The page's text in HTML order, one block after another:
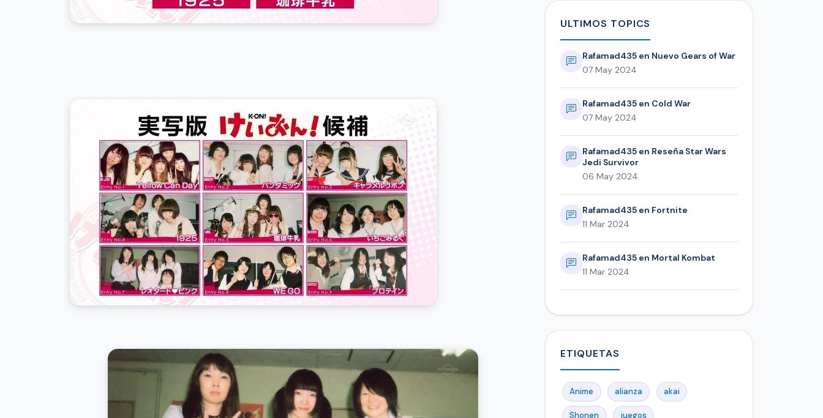
ULTIMOS TOPICS
Rafamad435 en Nuevo Gears of War
07 May 2024
Rafamad435 en Cold War
07 May 2024
Rafamad435 en Reseña Star Wars
Jedi Survivor
06 May 2024
Rafamad435 en Fortnite
11 Mar 2024
Rafamad435 en Mortal Kombat
11 Mar 2024
ETIQUETAS
Anime alianza akai
Shonen juegos